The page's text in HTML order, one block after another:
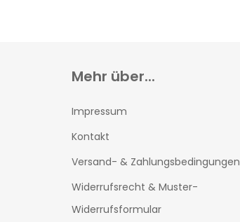
Mehr über...
Impressum
Kontakt
Versand- & Zahlungsbedingungen
Widerrufsrecht & Muster-
Widerrufsformular